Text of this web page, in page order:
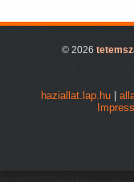
© 2026
haziallat.lap.hu